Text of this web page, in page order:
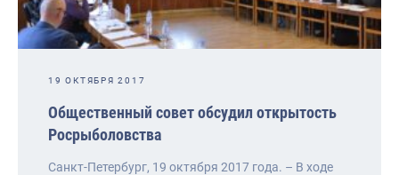
19 ОКТЯБРЯ 2017
Общественный совет обсудил открытость
Росрыболовства
Санкт-Петербург, 19 октября 2017 года. – В ходе